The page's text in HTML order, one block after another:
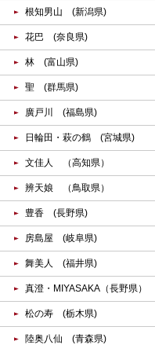
根知男山 (新潟県)
花巴 (奈良県)
林 (富山県)
聖 (群馬県)
廣戸川 (福島県)
日輪田・萩の鶴 (宮城県)
文佳人 （高知県）
辨天娘 （鳥取県）
豊香 (長野県)
房島屋 (岐阜県)
舞美人 (福井県)
真澄・MIYASAKA（長野県）
松の寿 (栃木県)
陸奥八仙 (青森県)